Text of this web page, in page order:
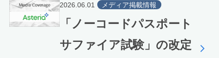
2026.06.01 メディア掲載情報
「ノーコードパスポート
サファイア試験」の改定